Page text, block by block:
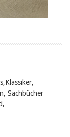
Sachbücher